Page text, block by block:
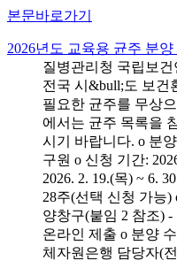
본문바로가기
2026년도 교육용 균주 분양
질병관리청 국립보
전국 시&bull;도 보건
필요한 균주를 무상
에서는 균주 목록을
시기 바랍니다. o 분
구원 o 신청 기간:
2026. 2. 19.(목) ~ 6.
28주(선택 신청 가능
양창구(붙임 2 참조)
온라인 제출 o 분양
체자원은행 담당자(